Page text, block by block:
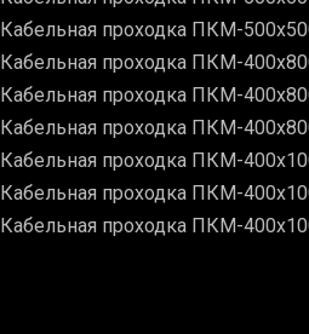
Кабельная проходка ПКМ-
Кабельная проходка ПКМ-
Кабельная проходка ПКМ-
Кабельная проходка ПКМ-
Кабельная проходка ПКМ-
Кабельная проходка ПКМ-
Кабельная проходка ПКМ-